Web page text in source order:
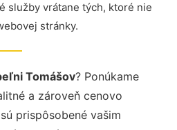
služby vrátane tých, ktoré nie
stránky.
Tomášov? Ponúkame
a zároveň cenovo
prispôsobené vašim